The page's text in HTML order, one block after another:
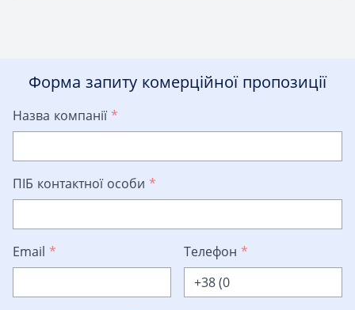
Форма запиту комерційної пропозиції
Назва компанії *
ПІБ контактної особи *
Email * Телефон *